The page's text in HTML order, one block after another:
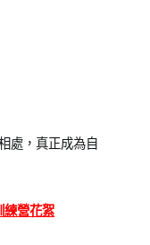
處，真正成為自
練營花絮